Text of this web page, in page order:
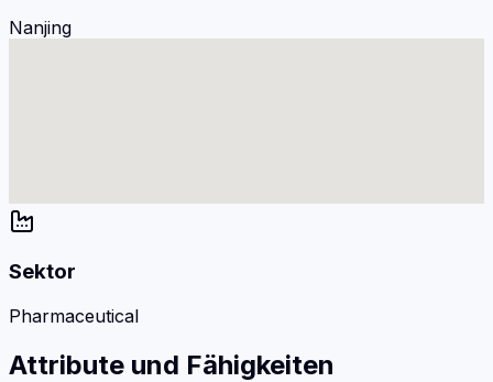
Nanjing
Sektor
Pharmaceutical
Attribute und Fähigkeiten